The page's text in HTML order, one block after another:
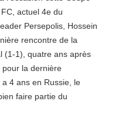
actuel 4e du
Persepolis, Hossein
rencontre de la
(1-1), quatre ans après
pour la dernière
4 ans en Russie, le
faire partie du